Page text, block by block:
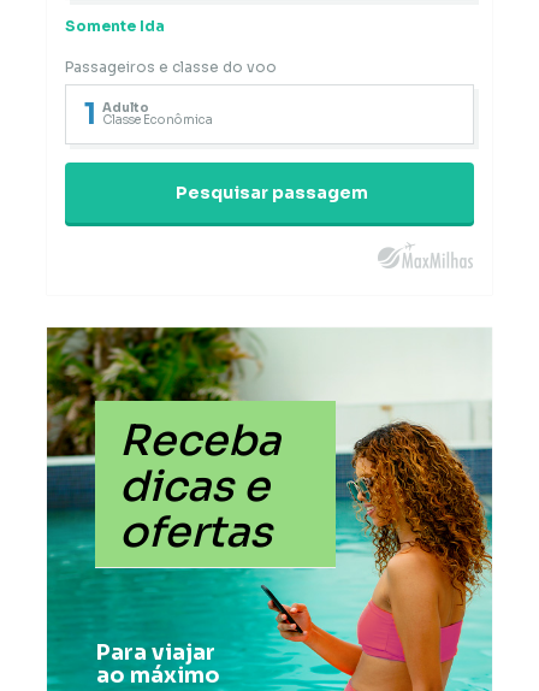
Somente Ida
Passageiros e classe do voo
1 Adulto
Classe Econômica
Pesquisar passagem
Receba
dicas e
ofertas
Para viajar
ao máximo